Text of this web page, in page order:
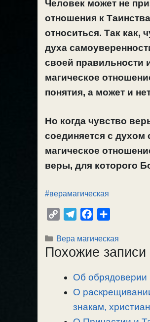
Человек может не
отношения к
относиться. Так как,
духа
своей правильности
магическое
понятия, а может и
Но когда чувство
соединяется с
магическое
веры, для которого
#верамагическая
p
y
l
e
r
a
m
c
e
o
o
k
п
р
в
и
т
Рубрики
Вера магическая
Похожие записи
Об обрядоверии
О
знакам,